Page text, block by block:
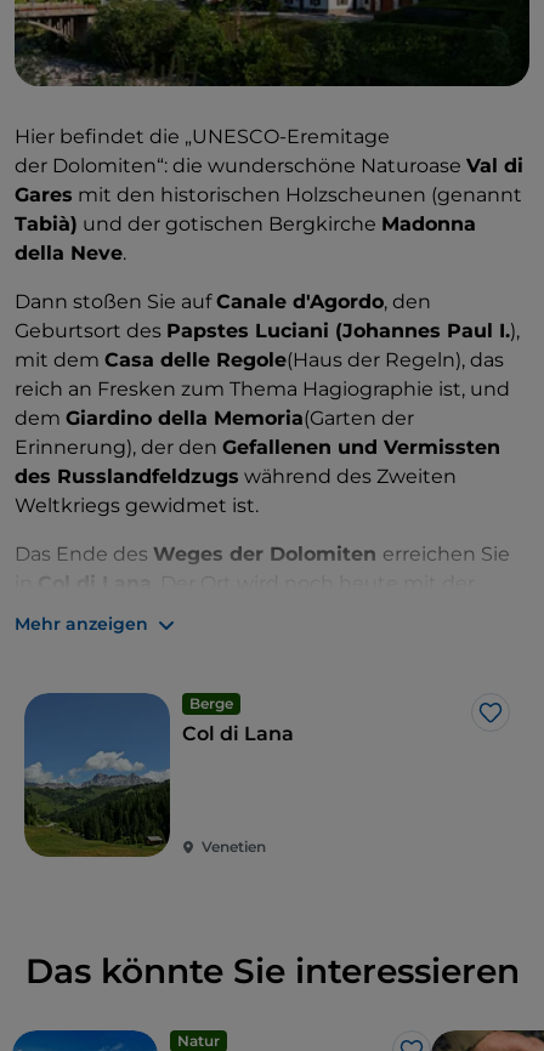
Hier befindet die „UNESCO-Eremitage
der Dolomiten“: die wunderschöne Naturoase Val di
Gares mit den historischen Holzscheunen (genannt
Tabià) und der gotischen Bergkirche Madonna
della Neve.
Dann stoßen Sie aufCanale d'Agordo, den
Geburtsort des Papstes Luciani (Johannes Paul I.),
mit dem Casa delle Regole(Haus der Regeln), das
reich an Fresken zum Thema Hagiographie ist, und
dem Giardino della Memoria(Garten der
Erinnerung), der den Gefallenen und Vermissten
des Russlandfeldzugs während des Zweiten
Weltkriegs gewidmet ist.
Das Ende des Weges der Dolomiten erreichen Sie
Col di Lana
ersten blutigen Phasen des Ersten Weltkriegs in
entlang des sogenannten
Blutbergs (Montagna di
Mehr anzeigen
Berge
Like
Col di Lana
Venetien
Das könnte Sie interessieren
Natur